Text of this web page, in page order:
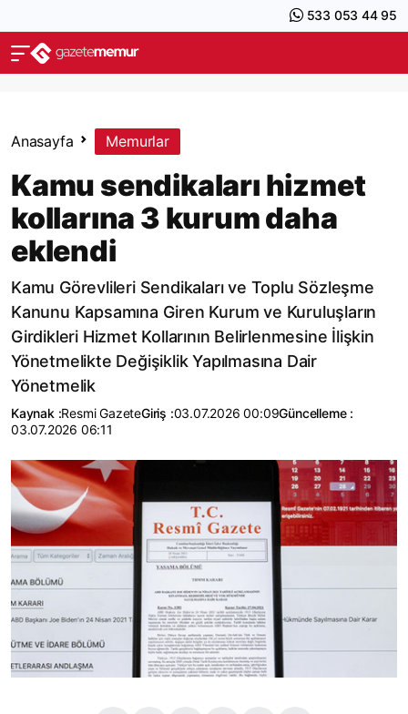
533 053 44 95
Anasayfa Memurlar
Kamu sendikaları hizmet
kollarına 3 kurum daha
eklendi
Kamu Görevlileri Sendikaları ve Toplu Sözleşme
Kanunu Kapsamına Giren Kurum ve Kuruluşların
Girdikleri Hizmet Kollarının Belirlenmesine İlişkin
Yönetmelikte Değişiklik Yapılmasına Dair
Yönetmelik
Kaynak :Resmi GazeteGiriş :03.07.2026 00:09Güncelleme :
03.07.2026 06:11